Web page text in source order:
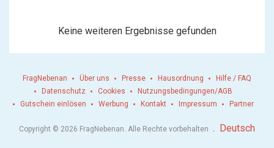
Keine weiteren Ergebnisse gefunden
FragNebenan Über uns Presse Hausordnung
Hilfe / FAQ
Datenschutz
Cookies
Nutzungsbedingungen/AGB
Gutschein einlösen
Werbung Kontakt Impressum Partner
Copyright © 2026 FragNebenan. Alle Rechte vorbehalten . Deutsch